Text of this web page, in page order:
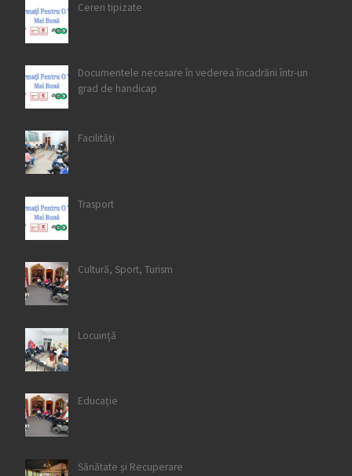
Cereri tipizate
Documentele necesare în vederea încadrării într-un
grad de handicap
Facilități
Trasport
Cultură, Sport, Turism
Locuință
Educație
Sănătate și Recuperare